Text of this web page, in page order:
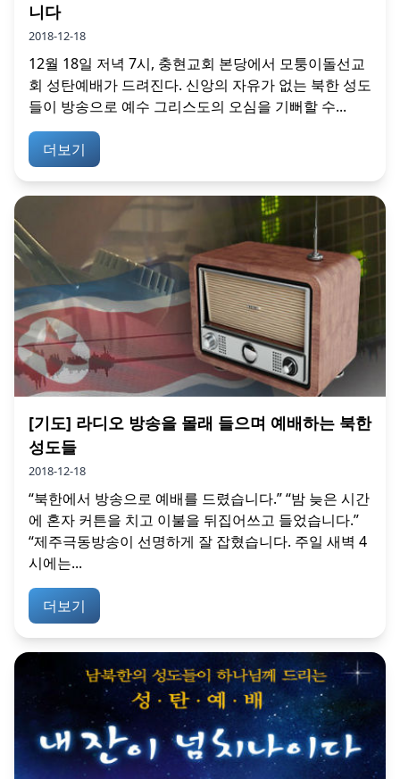
니다
2018-12-18
12월 18일 저녁 7시, 충현교회 본당에서 모퉁이돌선교
회 성탄예배가 드려진다. 신앙의 자유가 없는 북한 성도
들이 방송으로 예수 그리스도의 오심을 기뻐할 수...
더보기
[기도] 라디오 방송을 몰래 들으며 예배하는 북한
성도들
2018-12-18
“북한에서 방송으로 예배를 드렸습니다.” “밤 늦은 시간
에 혼자 커튼을 치고 이불을 뒤집어쓰고 들었습니다.”
“제주극동방송이 선명하게 잘 잡혔습니다. 주일 새벽 4
시에는...
더보기